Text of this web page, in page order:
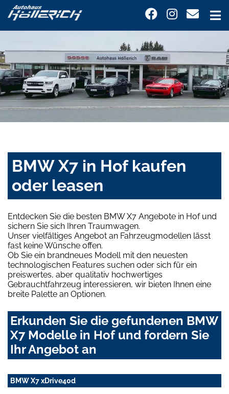
BMW X7 in Hof kaufen
oder leasen
Entdecken Sie die besten BMW X7 Angebote in Hof und
sichern Sie sich Ihren Traumwagen.
Unser vielfältiges Angebot an Fahrzeugmodellen lässt
fast keine Wünsche offen.
Ob Sie ein brandneues Modell mit den neuesten
technologischen Features suchen oder sich für ein
preiswertes, aber qualitativ hochwertiges
Gebrauchtfahrzeug interessieren, wir bieten Ihnen eine
breite Palette an Optionen.
Erkunden Sie die gefundenen BMW
X7 Modelle in Hof und fordern Sie
Ihr Angebot an
BMW X7 xDrive40d